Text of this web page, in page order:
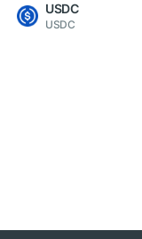
USDC
USDC